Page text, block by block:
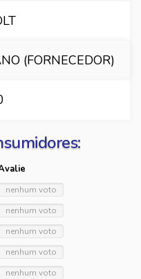
(FORNECEDOR)
nenhum voto
nenhum voto
nenhum voto
nenhum voto
nenhum voto